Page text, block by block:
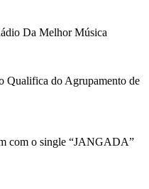
Da Melhor Música
Qualifica do Agrupamento de
com o single “JANGADA”